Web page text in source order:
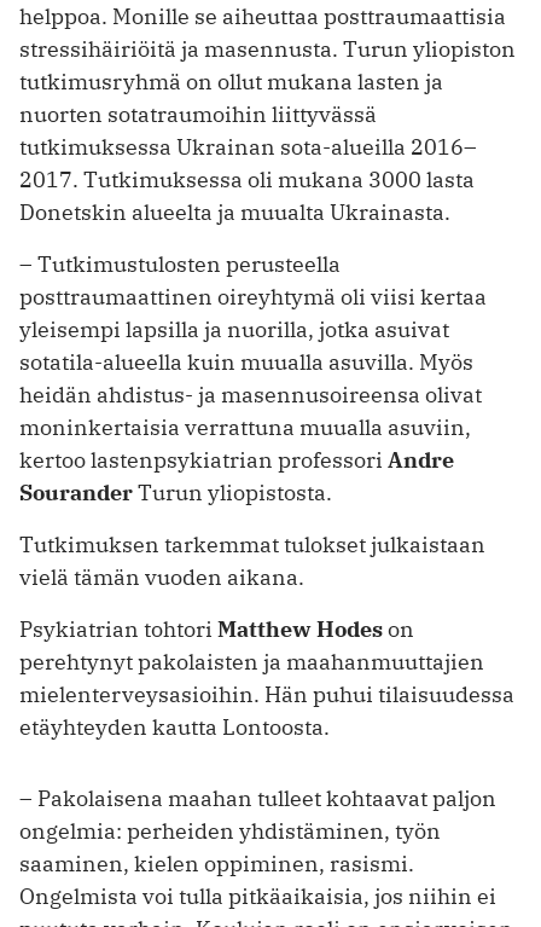
helppoa. Monille se aiheuttaa posttraumaattisia
stressihäiriöitä ja masennusta. Turun yliopiston
tutkimusryhmä on ollut mukana lasten ja
nuorten sotatraumoihin liittyvässä
tutkimuksessa Ukrainan sota-alueilla 2016–
2017. Tutkimuksessa oli mukana 3000 lasta
Donetskin alueelta ja muualta Ukrainasta.
– Tutkimustulosten perusteella
posttraumaattinen oireyhtymä oli viisi kertaa
yleisempi lapsilla ja nuorilla, jotka asuivat
sotatila-alueella kuin muualla asuvilla. Myös
heidän ahdistus- ja masennusoireensa olivat
moninkertaisia verrattuna muualla asuviin,
kertoo lastenpsykiatrian professori Andre
SouranderTurun yliopistosta.
Tutkimuksen tarkemmat tulokset julkaistaan
vielä tämän vuoden aikana.
Psykiatrian tohtori Matthew Hodeson
perehtynyt pakolaisten ja maahanmuuttajien
mielenterveysasioihin. Hän puhui tilaisuudessa
etäyhteyden kautta Lontoosta.
– Pakolaisena maahan tulleet kohtaavat paljon
ongelmia: perheiden yhdistäminen, työn
saaminen, kielen oppiminen, rasismi.
Ongelmista voi tulla pitkäaikaisia, jos niihin ei